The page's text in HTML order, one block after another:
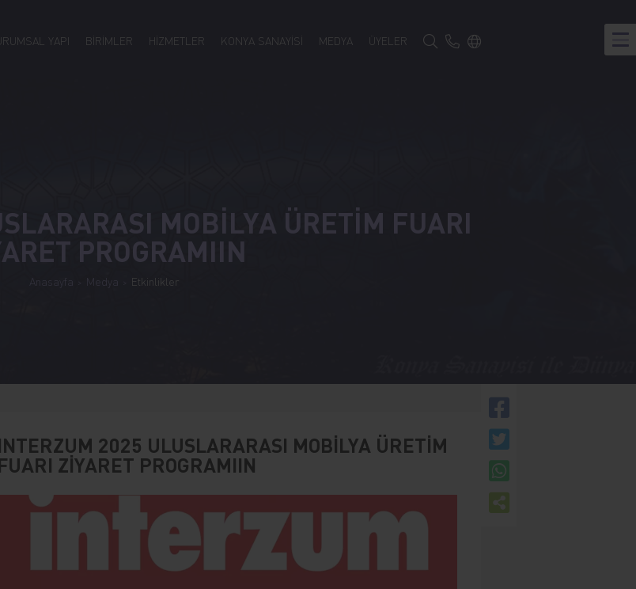
YAPI BİRİMLER HİZMETLER KONYA SANAYİSİ MEDYA ÜYELER
Google Translate
MOBİLYA ÜRETİM FUARI
PROGRAMIIN
Anasayfa Medya Etkinlikler
2025 ULUSLARARASI MOBİLYA ÜRETİM
ZİYARET PROGRAMIIN